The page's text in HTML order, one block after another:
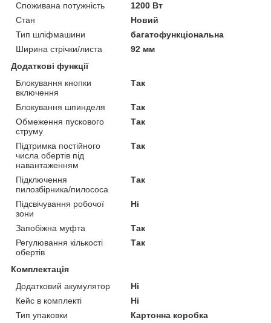
Споживана потужність
1200 Вт
Стан
Новий
Тип шліфмашини
багатофункціональна
Ширина стрічки/листа
92 мм
Додаткові функції
Блокування кнопки
включення
Так
Блокування шпинделя
Так
Обмеження пускового
струму
Так
Підтримка постійного
числа обертів під
навантаженням
Так
Підключення
пилозбірника/пилососа
Так
Підсвічування робочої
зони
Ні
Запобіжна муфта
Так
Регулювання кількості
обертів
Так
Комплектація
Додатковий акумулятор
Ні
Кейс в комплекті
Ні
Тип упаковки
Картонна коробка